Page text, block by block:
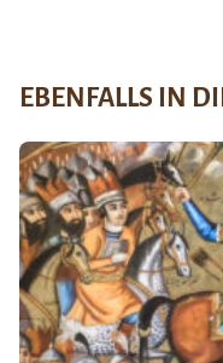
EBENFALLS IN